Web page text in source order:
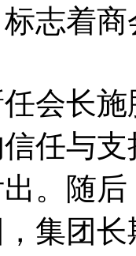
志着商
会长
任与
。随
集团